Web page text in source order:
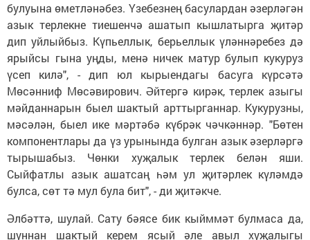
булуына өметләнәбез. Үзебезнең басулардан әзерләгән
азык терлекне тиешенчә ашатып кышлатырга җитәр
дип уйлыйбыз. Күпьеллык, берьеллык үләннәребез дә
ярыйсы гына уңды, менә ничек матур булып кукуруз
үсеп килә", - дип юл кырыендагы басуга күрсәтә
Мөсәнниф Мөсәвирович. Әйтергә кирәк, терлек азыгы
мәйданнарын быел шактый арттырганнар. Кукурузны,
мәсәлән, быел ике мәртәбә күбрәк чәчкәннәр. "Бөтен
компонентлары да үз урынында булган азык әзерләргә
тырышабыз. Чөнки хуҗалык терлек белән яши.
Сыйфатлы азык ашатсаң һәм ул җитәрлек күләмдә
булса, сөт тә мул була бит", - ди җитәкче.
Әлбәттә, шулай. Сату бәясе бик кыйммәт булмаса да,
шуннан шактый керем ясый әле авыл хуҗалыгы